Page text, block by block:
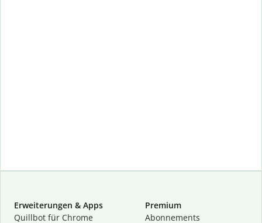
Erweiterungen & Apps
Quillbot für Chrome
Premium
Abon­ne­ments